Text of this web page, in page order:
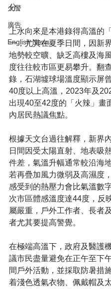
火警
廣告
English News
分。
上水向來是本港錄得高溫的
一，尤其在夏季日間，因新
地勢較空曠、缺乏高樓及海
度往往較市區更易攀升。翻
錄，石湖墟球場溫度顯示屏
40度以上高溫，2023年及
出現40至42度的「火辣」畫
內居民熱議焦點。
根據天文台過往解釋，新界
日間因受太陽直射、地表吸
件差，氣溫升幅通常較沿海
若再疊加風力微弱及高濕度
感受到的熱壓力會比氣溫數
次市區體感溫度達44度，反
屬嚴重，戶外工作者、長者
者尤其要提高警覺。
在極端高溫下，政府及醫護
議市民盡量避免在正午至下
間戶外活動，並採取防暑措
着淺色透氣衣物、佩戴帽及